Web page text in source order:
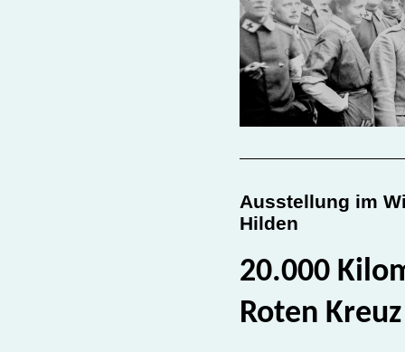
Ausstellung im
Hilden
20.000
Roten Kreuz